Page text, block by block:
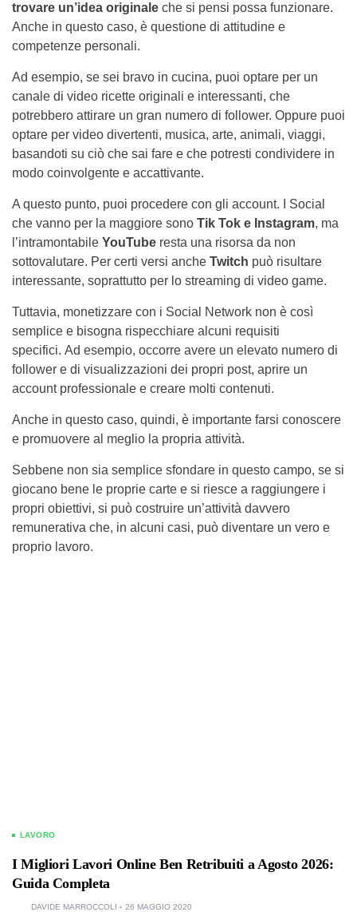
trovare un’idea originale che si pensi possa funzionare.
Anche in questo caso, è questione di attitudine e
competenze personali.
Ad esempio, se sei bravo in cucina, puoi optare per un
canale di video ricette originali e interessanti, che
potrebbero attirare un gran numero di follower. Oppure puoi
optare per video divertenti, musica, arte, animali, viaggi,
basandoti su ciò che sai fare e che potresti condividere in
modo coinvolgente e accattivante.
A questo punto, puoi procedere con gli account. I Social
che vanno per la maggiore sono Tik Tok e Instagram, ma
l’intramontabile YouTube resta una risorsa da non
sottovalutare. Per certi versi anche Twitch può risultare
interessante, soprattutto per lo streaming di video game.
Tuttavia, monetizzare con i Social Network non è così
semplice e bisogna rispecchiare alcuni requisiti
specifici. Ad esempio, occorre avere un elevato numero di
follower e di visualizzazioni dei propri post, aprire un
account professionale e creare molti contenuti.
Anche in questo caso, quindi, è importante farsi conoscere
e promuovere al meglio la propria attività.
Sebbene non sia semplice sfondare in questo campo, se si
giocano bene le proprie carte e si riesce a raggiungere i
propri obiettivi, si può costruire un’attività davvero
remunerativa che, in alcuni casi, può diventare un vero e
proprio lavoro.
LAVORO
I Migliori Lavori Online Ben Retribuiti a Agosto 2026:
Guida Completa
DAVIDE MARROCCOLI 26 MAGGIO 2020